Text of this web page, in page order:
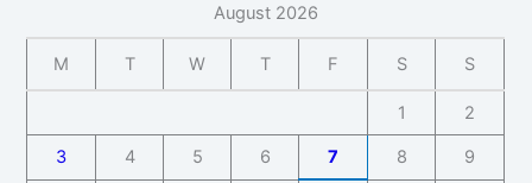
August 2026
M T W T F S S
1 2
3 4 5 6 7 8 9